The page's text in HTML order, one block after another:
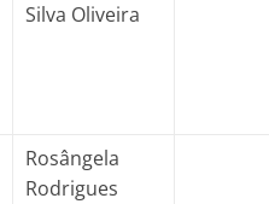
Silva Oliveira
Rosângela
Rodrigues